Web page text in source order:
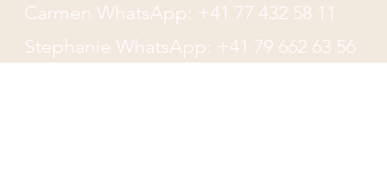
Carmen WhatsApp: +41 77 432 58 11
Stephanie WhatsApp: +41 79 662 63 56